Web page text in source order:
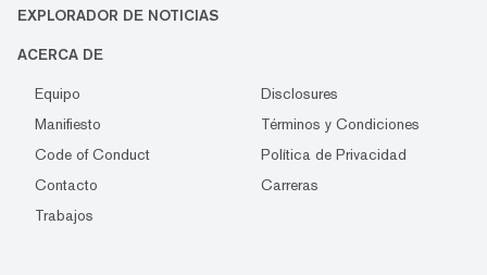
EXPLORADOR DE NOTICIAS
ACERCA DE
Equipo
Disclosures
Manifiesto
Términos y Condiciones
Code of Conduct
Política de Privacidad
Contacto
Carreras
Trabajos